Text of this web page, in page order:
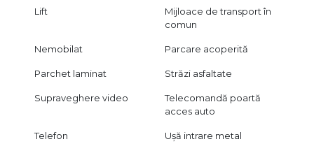
Lift
Mijloace de transport în
comun
Nemobilat Parcare acoperită
Parchet laminat Străzi asfaltate
Supraveghere video
Telecomandă poartă
acces auto
Telefon Ușă intrare metal